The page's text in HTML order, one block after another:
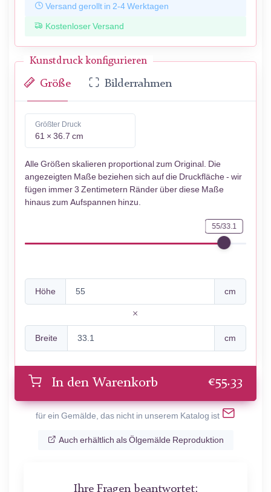
Versand gerollt in 2-4 Werktagen
Kostenloser Versand
Kunstdruck konfigurieren
Größe Bilderrahmen
Größter Druck
61 × 36.7 cm
Alle Größen skalieren proportional zum Original. Die
angezeigten Maße beziehen sich auf die Druckfläche - wir
fügen immer 3 Zentimetern Ränder über diese Maße
hinaus zum Aufspannen hinzu.
55/33.1
Höhe cm
Breite cm
In den Warenkorb €55.33
für ein Gemälde, das nicht in unserem Katalog ist
Auch erhältlich als Ölgemälde Reproduktion
Ihre Fragen beantwortet: